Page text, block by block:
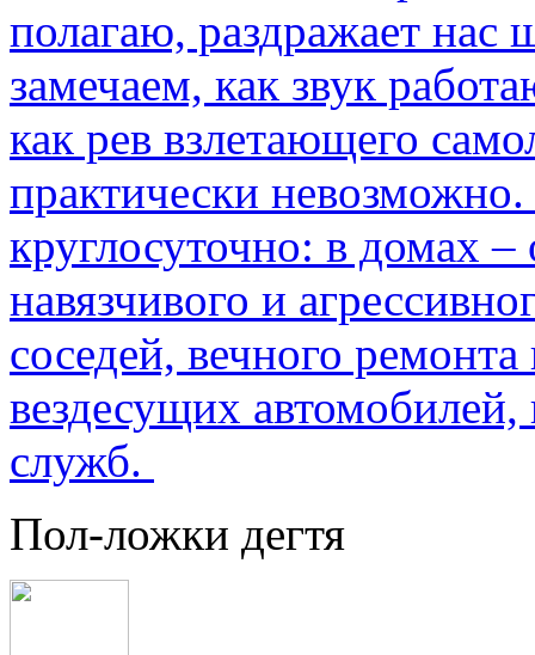
полагаю, раздражает нас
замечаем, как звук
как рев взлетающего
практически
круглосуточно: в домах
навязчивого и
соседей, вечного
вездесущих
служб.
Пол-ложки дегтя